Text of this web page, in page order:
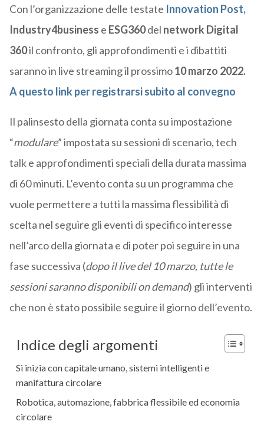
Con l’organizzazione delle testate Innovation Post,
Industry4business e ESG360del network Digital
360il confronto, gli approfondimenti e i dibattiti
saranno in live streaming il prossimo10 marzo 2022.
A questo link per registrarsi subito al convegno
Il palinsesto della giornata conta su impostazione
“modulare” impostata su sessioni di scenario, tech
talk e approfondimenti speciali della durata massima
di 60 minuti. L’evento conta su un programma che
vuole permettere a tutti la massima flessibilità di
scelta nel seguire gli eventi di specifico interesse
nell’arco della giornata e di poter poi seguire in una
fase successiva (dopo il live del 10 marzo, tutte le
sessioni saranno disponibili on demand) gli interventi
che non è stato possibile seguire il giorno dell’evento.
Indice degli argomenti
Si inizia con capitale umano, sistemi intelligenti e
manifattura circolare
Robotica, automazione, fabbrica flessibile ed economia
circolare